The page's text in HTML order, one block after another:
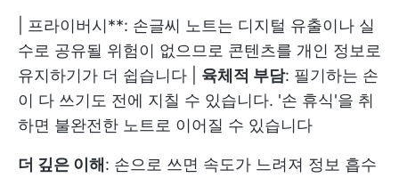
| 프라이버시**: 손글씨 노트는 디지털 유출이나 실
수로 공유될 위험이 없으므로 콘텐츠를 개인 정보로
유지하기가 더 쉽습니다 | 육체적 부담: 필기하는 손
이 다 쓰기도 전에 지칠 수 있습니다. '손 휴식'을 취
하면 불완전한 노트로 이어질 수 있습니다
더 깊은 이해 : 손으로 쓰면 속도가 느려져 정보 흡수